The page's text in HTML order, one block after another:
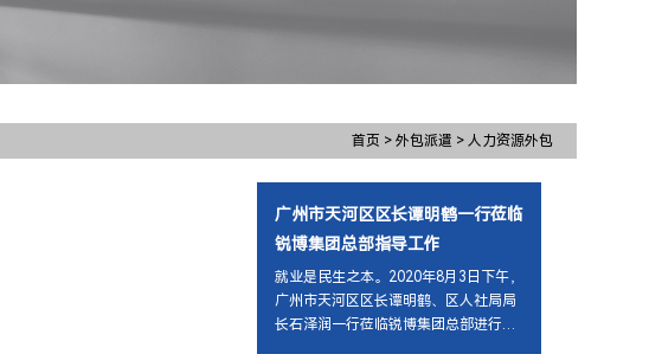
首页 > 外包派遣 > 人力资源外包
广州市天河区区长谭明鹤一行莅临
锐博集团总部指导工作
就业是民生之本。2020年8月3日下午，
广州市天河区区长谭明鹤、区人社局局
长石泽润一行莅临锐博集团总部进行就